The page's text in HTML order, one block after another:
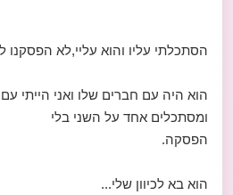
הסתכלתי עליו והוא עליי,לא
הוא היה עם חברים שלו ואני הייתי
ומסתכלים אחד על השני בלי
הפסקה.
הוא בא לכיוון שלי...